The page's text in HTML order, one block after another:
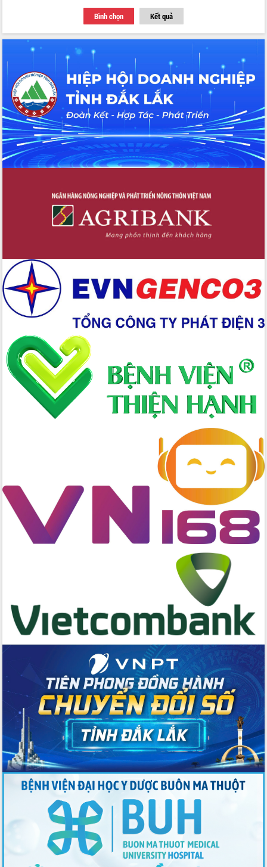
Bình chọn Kết quả